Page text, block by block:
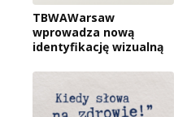
TBWAWarsaw
wprowadza nową
identyfikację wizualną